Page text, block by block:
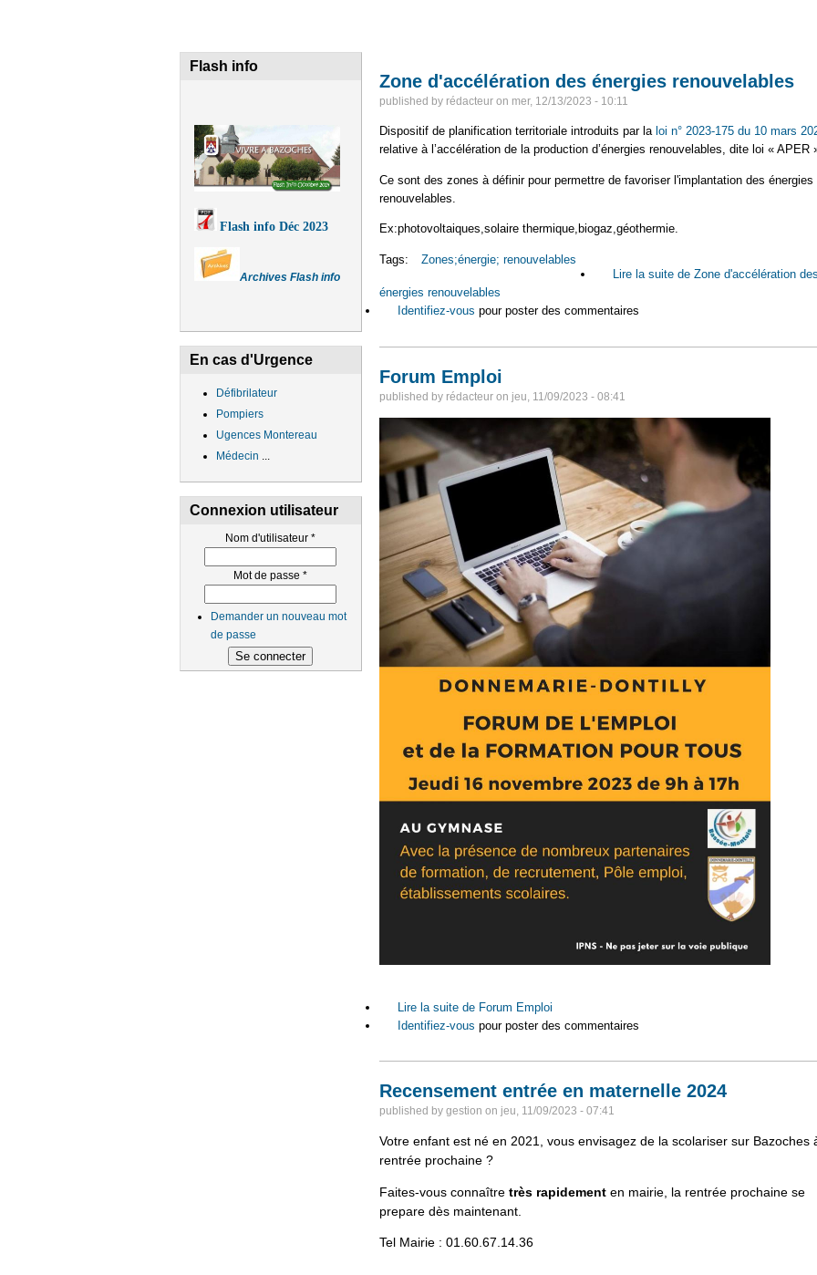
Flash info
Flash info Déc 2023
Archives Flash info
En cas d'Urgence
Défibrilateur
Pompiers
Ugences Montereau
Médecin ...
Connexion utilisateur
Nom d'utilisateur*
Mot de passe*
Demander un nouveau mot
de passe
Zone d'accélération des énergies renouvelables
published by rédacteuron mer, 12/13/2023 - 10:11
Dispositif de planification territoriale introduits par la loi n° 2023-175 du 10 mars
relative à l’accélération de la production d’énergies renouvelables, dite loi « APER
Ce sont des zones à définir pour permettre de favoriser l'implantation des énergies
renouvelables.
Ex:photovoltaiques,solaire thermique,biogaz,géothermie.
Tags:
Zones;énergie; renouvelables
Lire la suitede Zone d'accélération
énergies renouvelables
Identifiez-vous pour poster des commentaires
Forum Emploi
published by rédacteuron jeu, 11/09/2023 - 08:41
Lire la suitede Forum Emploi
Identifiez-vous pour poster des commentaires
Recensement entrée en maternelle 2024
published by gestion on jeu, 11/09/2023 - 07:41
Votre enfant est né en 2021, vous envisagez de la scolariser sur Bazoches
rentrée prochaine ?
Faites-vous connaîtretrès rapidementen mairie, la rentrée prochaine se
prepare dès maintenant.
Tel Mairie : 01.60.67.14.36